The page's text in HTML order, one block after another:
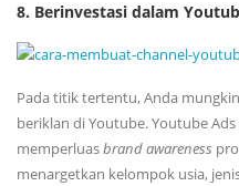
8. Berinvestasi dalam
Pada titik tertentu, Anda
beriklan di Youtube. Youtube
memperluasbrandawareness
menargetkan kelompok usia,